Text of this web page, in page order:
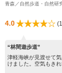
青森／自然歩道・自然研
4.0
“林間遊歩道”
津軽海峡が見渡せて
けました。空気もきれ